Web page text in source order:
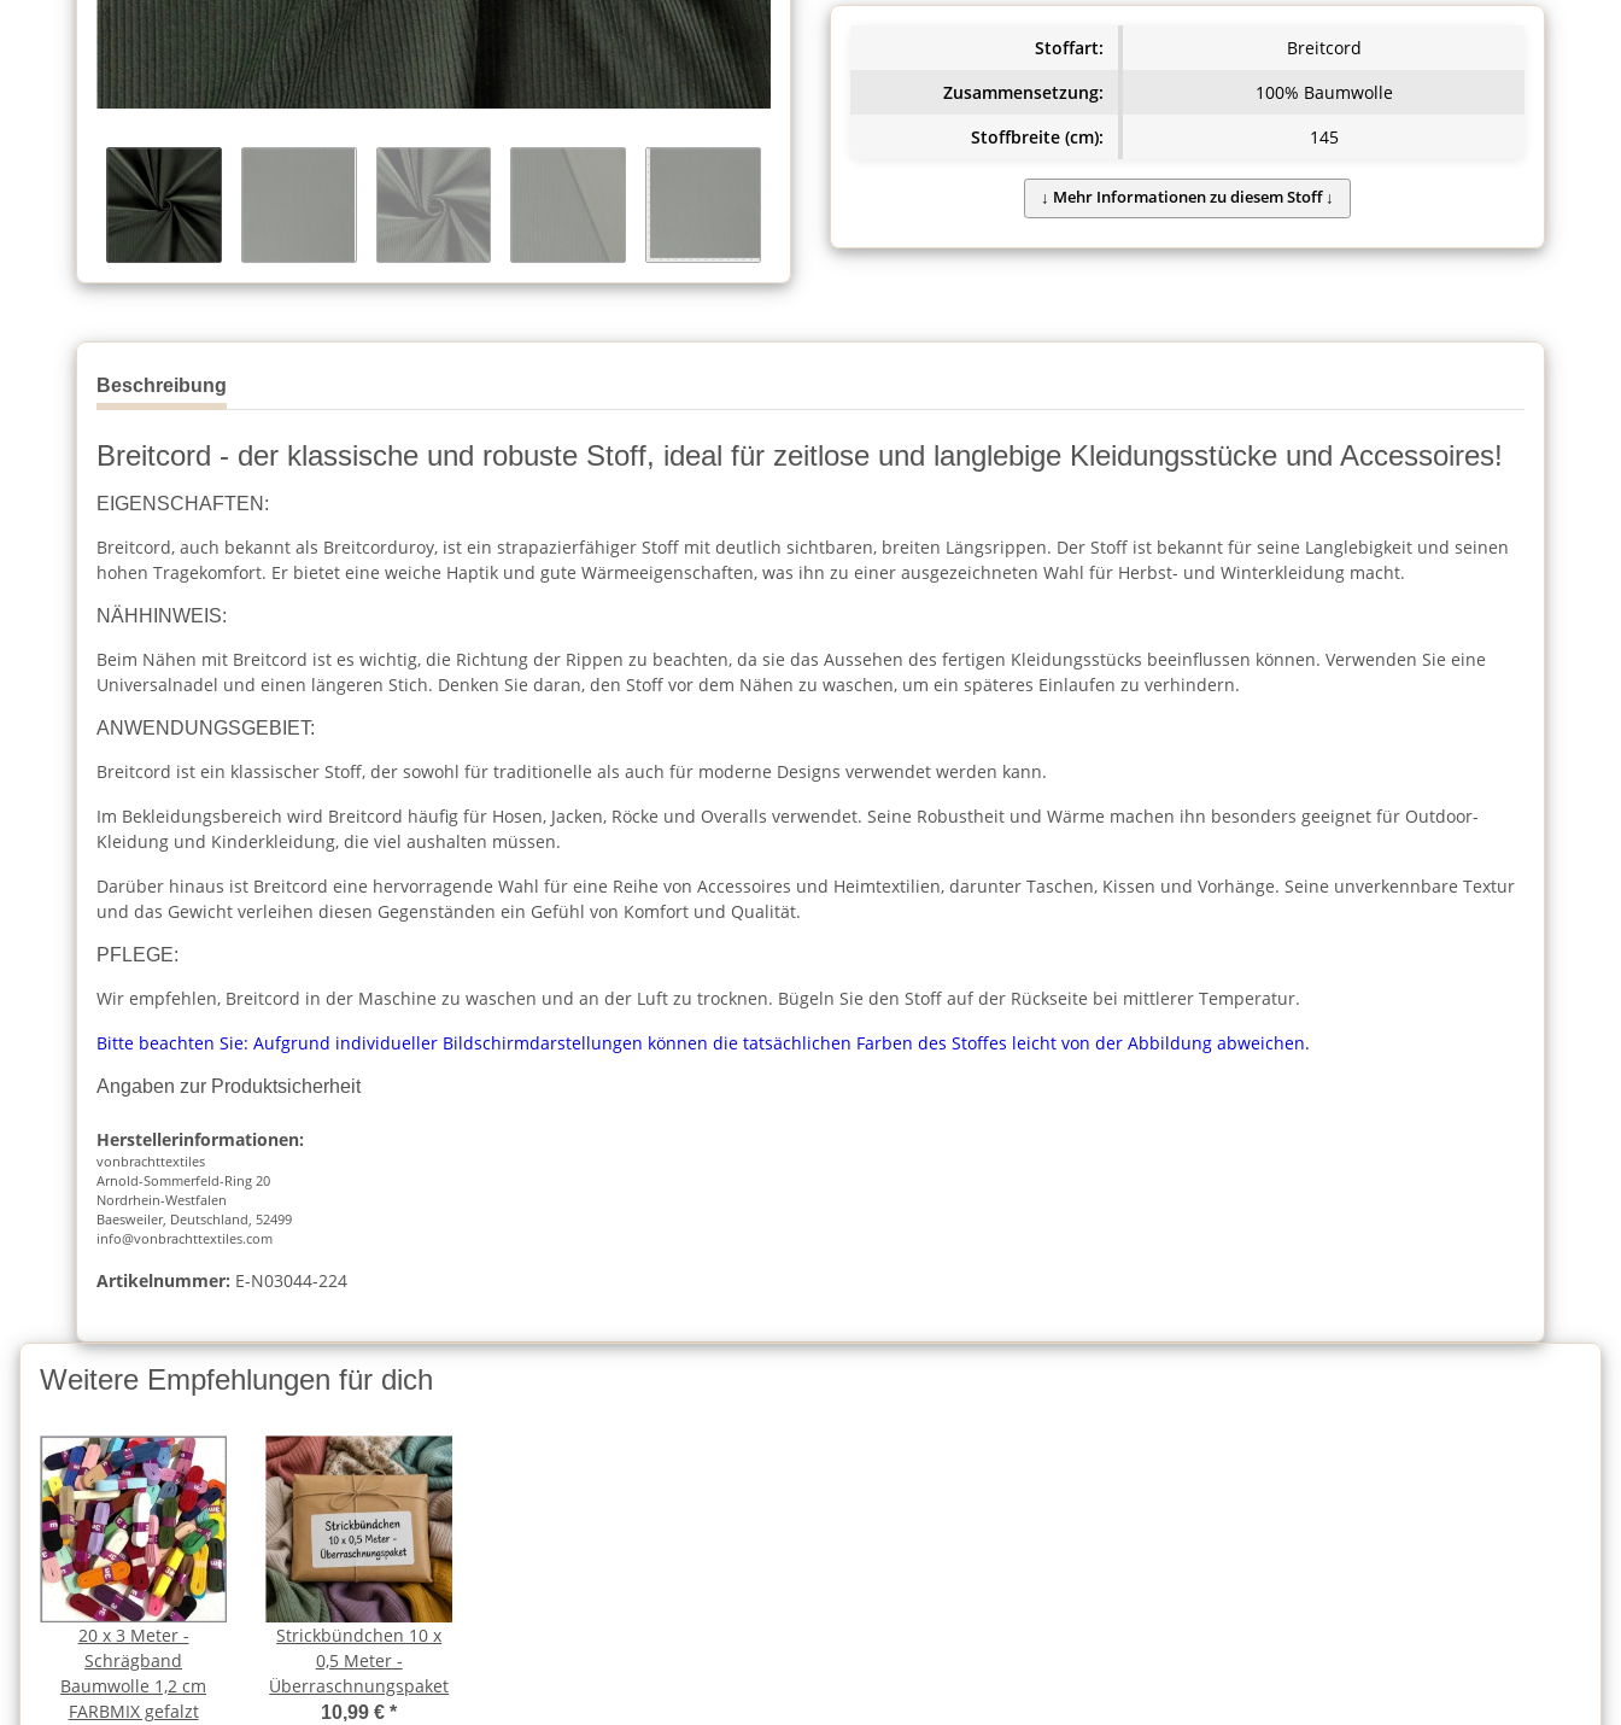
Stoffart:
Breitcord
Zusammensetzung:
100% Baumwolle
Stoffbreite (cm):
145
Beschreibung
Breitcord - der klassische und robuste Stoff, ideal für zeitlose und langlebige Kleidungsstücke und Accessoires!
EIGENSCHAFTEN:
Breitcord, auch bekannt als Breitcorduroy, ist ein strapazierfähiger Stoff mit deutlich sichtbaren, breiten Längsrippen. Der Stoff ist bekannt für seine Langlebigkeit und seinen
hohen Tragekomfort. Er bietet eine weiche Haptik und gute Wärmeeigenschaften, was ihn zu einer ausgezeichneten Wahl für Herbst- und Winterkleidung macht.
NÄHHINWEIS:
Beim Nähen mit Breitcord ist es wichtig, die Richtung der Rippen zu beachten, da sie das Aussehen des fertigen Kleidungsstücks beeinflussen können. Verwenden Sie eine
Universalnadel und einen längeren Stich. Denken Sie daran, den Stoff vor dem Nähen zu waschen, um ein späteres Einlaufen zu verhindern.
ANWENDUNGSGEBIET:
Breitcord ist ein klassischer Stoff, der sowohl für traditionelle als auch für moderne Designs verwendet werden kann.
Im Bekleidungsbereich wird Breitcord häufig für Hosen, Jacken, Röcke und Overalls verwendet. Seine Robustheit und Wärme machen ihn besonders geeignet für Outdoor-
Kleidung und Kinderkleidung, die viel aushalten müssen.
Darüber hinaus ist Breitcord eine hervorragende Wahl für eine Reihe von Accessoires und Heimtextilien, darunter Taschen, Kissen und Vorhänge. Seine unverkennbare Textur
und das Gewicht verleihen diesen Gegenständen ein Gefühl von Komfort und Qualität.
PFLEGE:
Wir empfehlen, Breitcord in der Maschine zu waschen und an der Luft zu trocknen. Bügeln Sie den Stoff auf der Rückseite bei mittlerer Temperatur.
Bitte beachten Sie: Aufgrund individueller Bildschirmdarstellungen können die tatsächlichen Farben des Stoffes leicht von der Abbildung abweichen.
Angaben zur Produktsicherheit
Herstellerinformationen:
vonbrachttextiles
Arnold-Sommerfeld-Ring 20
Nordrhein-Westfalen
Baesweiler, Deutschland, 52499
info@vonbrachttextiles.com
Artikelnummer: E-N03044-224
Weitere Empfehlungen für dich
20 x 3 Meter -
Schrägband
Baumwolle 1,2 cm
FARBMIX gefalzt
Strickbündchen 10 x
0,5 Meter -
Überraschnungspaket
10,99 €*